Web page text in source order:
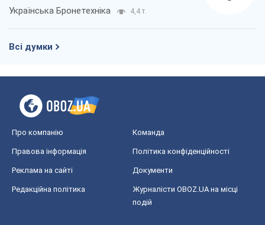
Українська Бронетехніка 4,4 т.
Всі думки
Про компанію Команда
Правова інформація Політика конфіденційності
Реклама на сайті Документи
Редакційна політика
Журналісти OBOZ.UA на місці
подій